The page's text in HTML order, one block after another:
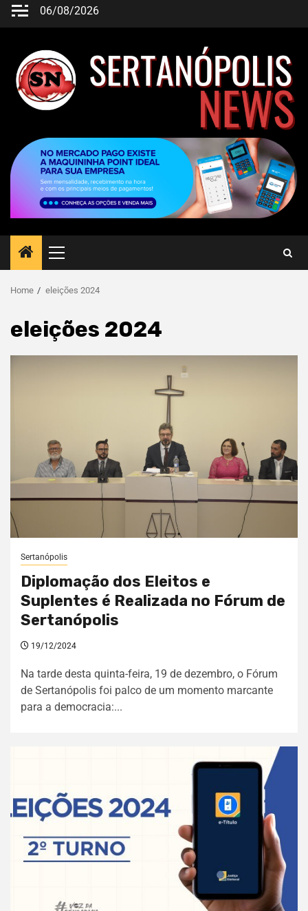
06/08/2026
Home eleições 2024
eleições 2024
Sertanópolis
Diplomação dos Eleitos e
Suplentes é Realizada no Fórum de
Sertanópolis
19/12/2024
Na tarde desta quinta-feira, 19 de dezembro, o Fórum
de Sertanópolis foi palco de um momento marcante
para a democracia:...